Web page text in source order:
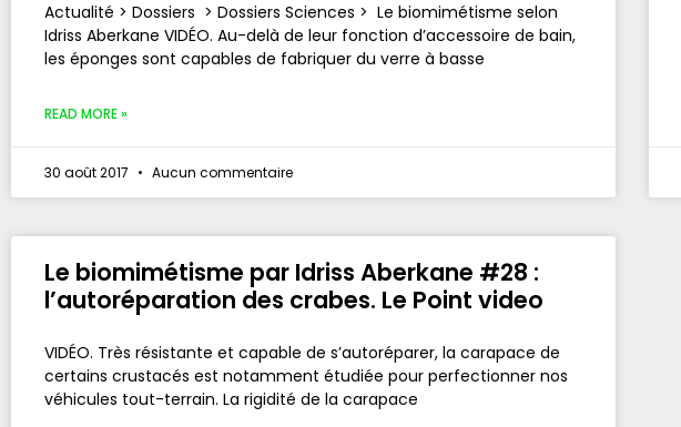
Actualité > Dossiers > Dossiers Sciences > Le biomimétisme selon
Idriss Aberkane VIDÉO. Au-delà de leur fonction d’accessoire de bain,
les éponges sont capables de fabriquer du verre à basse
READ MORE »
30 août 2017 Aucun commentaire
Le biomimétisme par Idriss Aberkane #28 :
l’autoréparation des crabes. Le Point video
VIDÉO. Très résistante et capable de s’autoréparer, la carapace de
certains crustacés est notamment étudiée pour perfectionner nos
véhicules tout-terrain. La rigidité de la carapace